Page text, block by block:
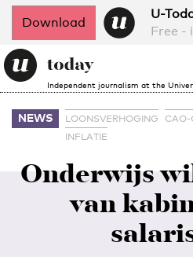
Download
U-
Free -
Independent journalism at the
NEWS LOONSVERHOGING CAO-
INFLATIE
Onderwijs
van